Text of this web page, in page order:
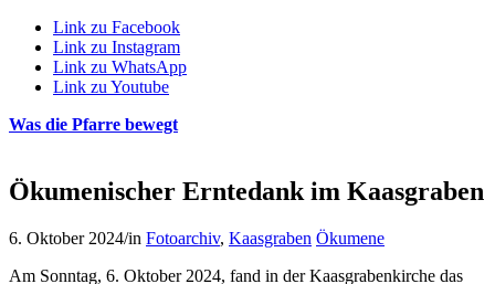
Link zu Facebook
Link zu Instagram
Link zu WhatsApp
Link zu Youtube
Was die Pfarre bewegt
Ökumenischer Erntedank im Kaasgraben
6. Oktober 2024/in Fotoarchiv, Kaasgraben Ökumene
Am Sonntag, 6. Oktober 2024, fand in der Kaasgrabenkirche das